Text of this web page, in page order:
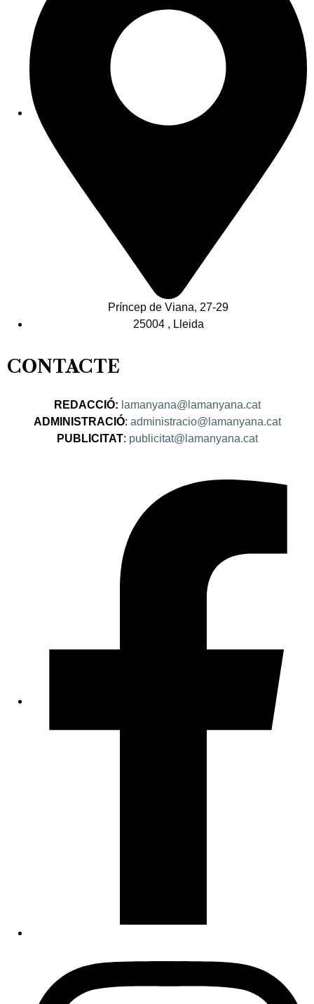
Príncep de Viana, 27-29
25004 , Lleida
CONTACTE
REDACCIÓ: lamanyana@lamanyana.cat
ADMINISTRACIÓ: administracio@lamanyana.cat
PUBLICITAT: publicitat@lamanyana.cat